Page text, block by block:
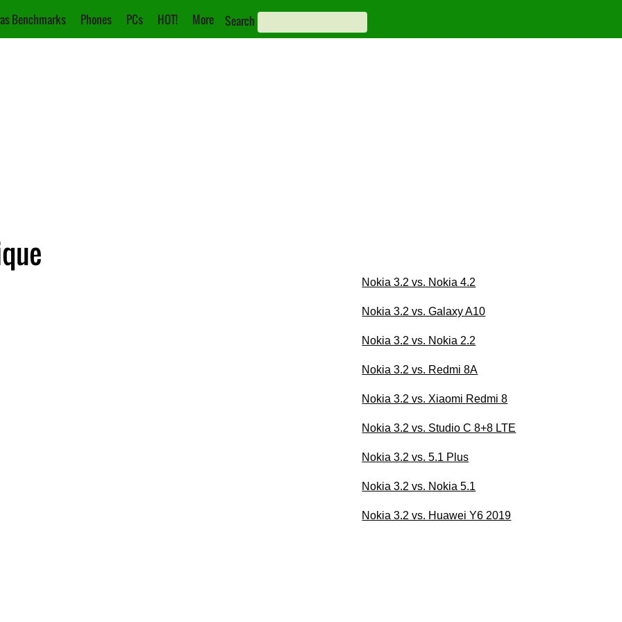
Benchmarks Phones PCs HOT! More Search
Nokia 3.2 vs. Nokia 4.2
Nokia 3.2 vs. Galaxy A10
Nokia 3.2 vs. Nokia 2.2
Nokia 3.2 vs. Redmi 8A
Nokia 3.2 vs. Xiaomi Redmi 8
Nokia 3.2 vs. Studio C 8+8 LTE
Nokia 3.2 vs. 5.1 Plus
Nokia 3.2 vs. Nokia 5.1
Nokia 3.2 vs. Huawei Y6 2019